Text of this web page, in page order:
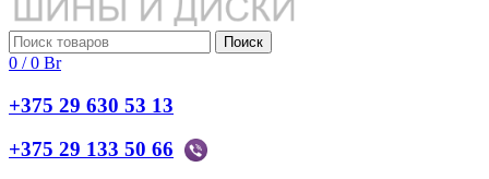
Поиск
0 / 0 Br
+375 29 630 53 13
+375 29 133 50 66